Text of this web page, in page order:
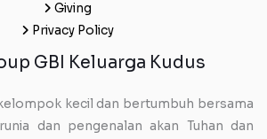
Giving
Privacy Policy
GBI Keluarga Kudus
kecil dan bertumbuh bersama
dan pengenalan akan Tuhan dan